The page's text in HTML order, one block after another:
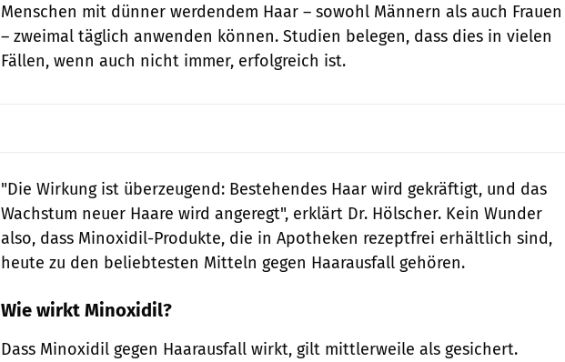
Menschen mit dünner werdendem Haar – sowohl Männern als auch Frauen
– zweimal täglich anwenden können. Studien belegen, dass dies in vielen
Fällen, wenn auch nicht immer, erfolgreich ist.
"Die Wirkung ist überzeugend: Bestehendes Haar wird gekräftigt, und das
Wachstum neuer Haare wird angeregt", erklärt Dr. Hölscher. Kein Wunder
also, dass Minoxidil-Produkte, die in Apotheken rezeptfrei erhältlich sind,
heute zu den beliebtesten Mitteln gegen Haarausfall gehören.
Wie wirkt Minoxidil?
Dass Minoxidil gegen Haarausfall wirkt, gilt mittlerweile als gesichert.